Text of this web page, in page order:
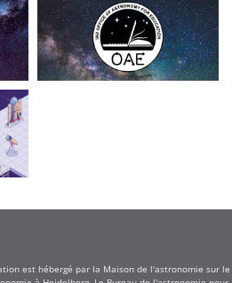
est hébergé par la Maison de l'astronomie sur le